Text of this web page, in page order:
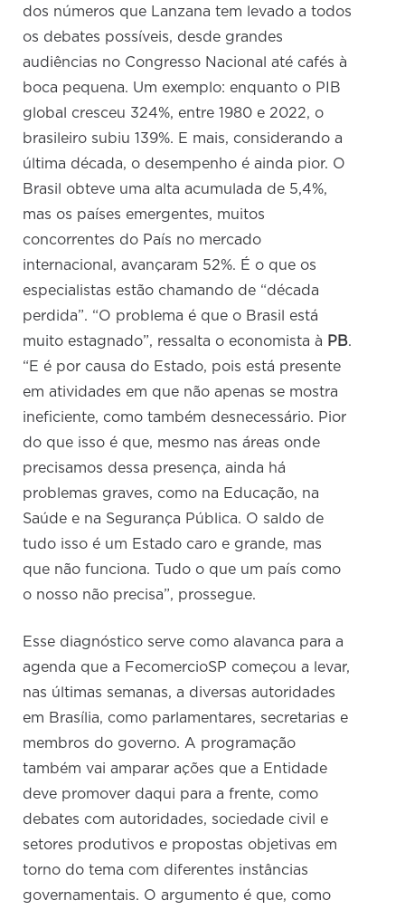
dos números que Lanzana tem levado a todos
os debates possíveis, desde grandes
audiências no Congresso Nacional até cafés à
boca pequena. Um exemplo: enquanto o PIB
global cresceu 324%, entre 1980 e 2022, o
brasileiro subiu 139%. E mais, considerando a
última década, o desempenho é ainda pior. O
Brasil obteve uma alta acumulada de 5,4%,
mas os países emergentes, muitos
concorrentes do País no mercado
internacional, avançaram 52%. É o que os
especialistas estão chamando de “década
perdida”. “O problema é que o Brasil está
muito estagnado”, ressalta o economista à PB.
“E é por causa do Estado, pois está presente
em atividades em que não apenas se mostra
ineficiente, como também desnecessário. Pior
do que isso é que, mesmo nas áreas onde
precisamos dessa presença, ainda há
problemas graves, como na Educação, na
Saúde e na Segurança Pública. O saldo de
tudo isso é um Estado caro e grande, mas
que não funciona. Tudo o que um país como
o nosso não precisa”, prossegue.
Esse diagnóstico serve como alavanca para a
agenda que a FecomercioSP começou a levar,
nas últimas semanas, a diversas autoridades
em Brasília, como parlamentares, secretarias e
membros do governo. A programação
também vai amparar ações que a Entidade
deve promover daqui para a frente, como
debates com autoridades, sociedade civil e
setores produtivos e propostas objetivas em
torno do tema com diferentes instâncias
governamentais. O argumento é que, como